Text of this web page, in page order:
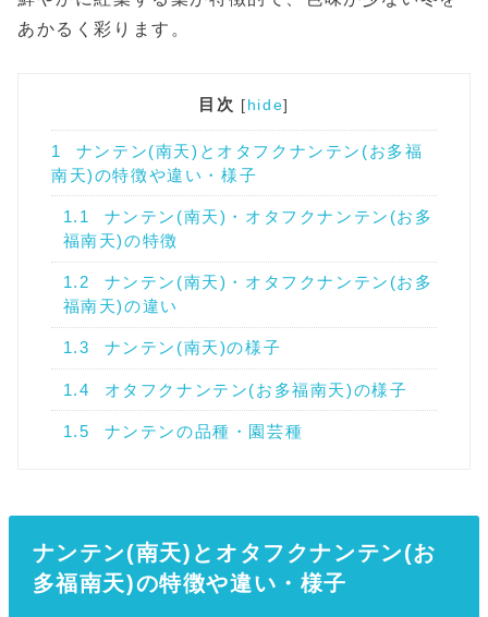
あかるく彩ります。
目次 [ hide]
1
ナンテン(南天)とオタフクナンテン(お多福
南天)の特徴や違い・様子
1.1
ナンテン(南天)・オタフクナンテン(お多
福南天)の特徴
1.2
ナンテン(南天)・オタフクナンテン(お多
福南天)の違い
1.3 ナンテン(南天)の様子
1.4 オタフクナンテン(お多福南天)の様子
1.5 ナンテンの品種・園芸種
ナンテン(南天)とオタフクナンテン(お
多福南天)の特徴や違い・様子